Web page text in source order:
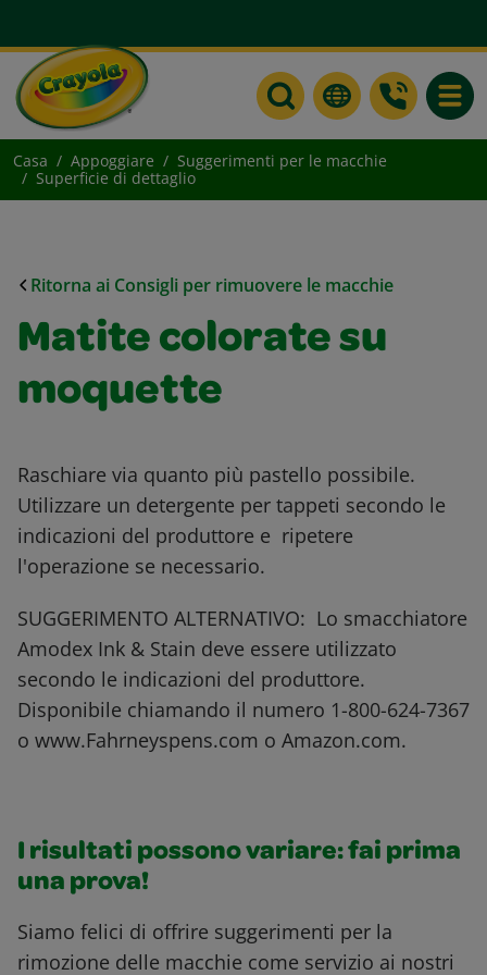
Casa Appoggiare
Suggerimenti per le macchie
Superficie di dettaglio
Ritorna ai Consigli per rimuovere le macchie
Matite colorate su
moquette
Raschiare via quanto più pastello possibile.
Utilizzare un detergente per tappeti secondo le
indicazioni del produttore e ripetere
l'operazione se necessario.
SUGGERIMENTO ALTERNATIVO: Lo smacchiatore
Amodex Ink & Stain deve essere utilizzato
secondo le indicazioni del produttore.
Disponibile chiamando il numero 1-800-624-7367
o www.Fahrneyspens.com o Amazon.com.
I risultati possono variare: fai prima
una prova!
Siamo felici di offrire suggerimenti per la
rimozione delle macchie come servizio ai nostri